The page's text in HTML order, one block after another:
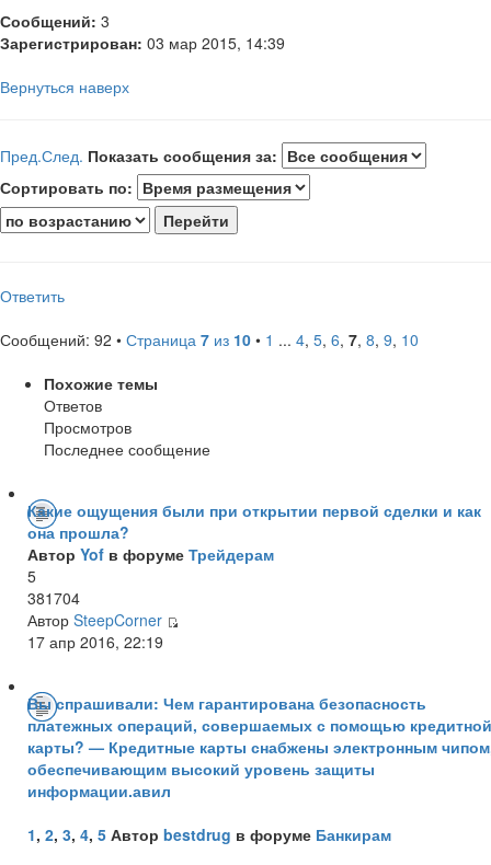
Сообщений: 3
Зарегистрирован: 03 мар 2015, 14:39
Вернуться наверх
Пред.След. Показать сообщения за:
Сортировать по:
Ответить
Сообщений: 92 • Страница 7 из 10 • 1 ... 4, 5, 6, 7, 8, 9, 10
Похожие темы
Ответов
Просмотров
Последнее сообщение
Какие ощущения были при открытии первой сделки и как
она прошла?
Автор Yof в форуме Трейдерам
5
381704
Автор SteepCorner
17 апр 2016, 22:19
Вы спрашивали: Чем гарантирована безопасность
платежных операций, совершаемых с помощью кредитной
карты? — Кредитные карты снабжены электронным
обеспечивающим высокий уровень защиты
информации.авил
1, 2, 3, 4, 5 Автор bestdrug в форуме Банкирам